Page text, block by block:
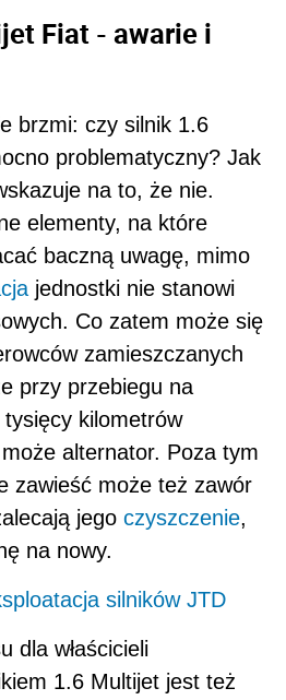
Fiat - awarie i
brzmi: czy silnik 1.6
problematyczny? Jak
na to, że nie.
elementy, na które
baczną uwagę, mimo
jednostki nie stanowi
Co zatem może się
zamieszczanych
przy przebiegu na
kilometrów
alternator. Poza tym
zawieść może też zawór
jego czyszczenie,
na nowy.
silników JTD
dla właścicieli
1.6 Multijet jest też